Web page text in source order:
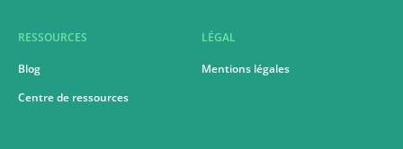
RESSOURCES
Blog
Centre de ressources
LÉGAL
Mentions légales